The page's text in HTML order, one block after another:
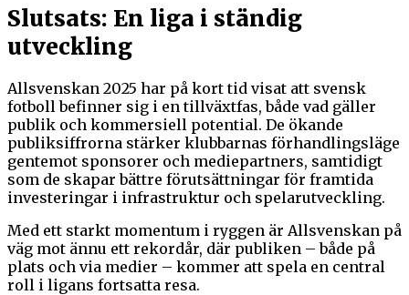
Slutsats: En liga i ständig
utveckling
Allsvenskan 2025 har på kort tid visat att svensk
fotboll befinner sig i en tillväxtfas, både vad gäller
publik och kommersiell potential. De ökande
publiksiffrorna stärker klubbarnas förhandlingsläge
gentemot sponsorer och mediepartners, samtidigt
som de skapar bättre förutsättningar för framtida
investeringar i infrastruktur och spelarutveckling.
Med ett starkt momentum i ryggen är Allsvenskan på
väg mot ännu ett rekordår, där publiken – både på
plats och via medier – kommer att spela en central
roll i ligans fortsatta resa.